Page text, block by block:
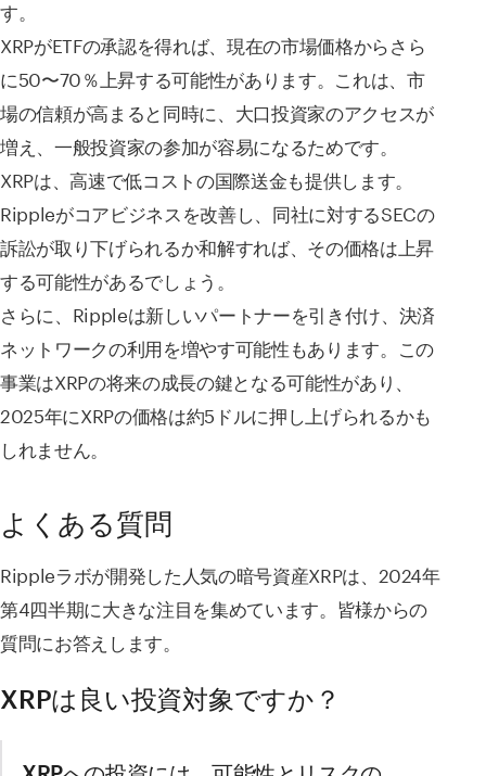
す。
XRPがETFの承認を得れば、現在の市場価格からさら
に50〜70％上昇する可能性があります。これは、市
場の信頼が高まると同時に、大口投資家のアクセスが
増え、一般投資家の参加が容易になるためです。
XRPは、高速で低コストの国際送金も提供します。
Rippleがコアビジネスを改善し、同社に対するSECの
訴訟が取り下げられるか和解すれば、その価格は上昇
する可能性があるでしょう。
さらに、Rippleは新しいパートナーを引き付け、決済
ネットワークの利用を増やす可能性もあります。この
事業はXRPの将来の成長の鍵となる可能性があり、
2025年にXRPの価格は約5ドルに押し上げられるかも
しれません。
よくある質問
Rippleラボが開発した人気の暗号資産XRPは、2024年
第4四半期に大きな注目を集めています。皆様からの
質問にお答えします。
XRPは良い投資対象ですか？